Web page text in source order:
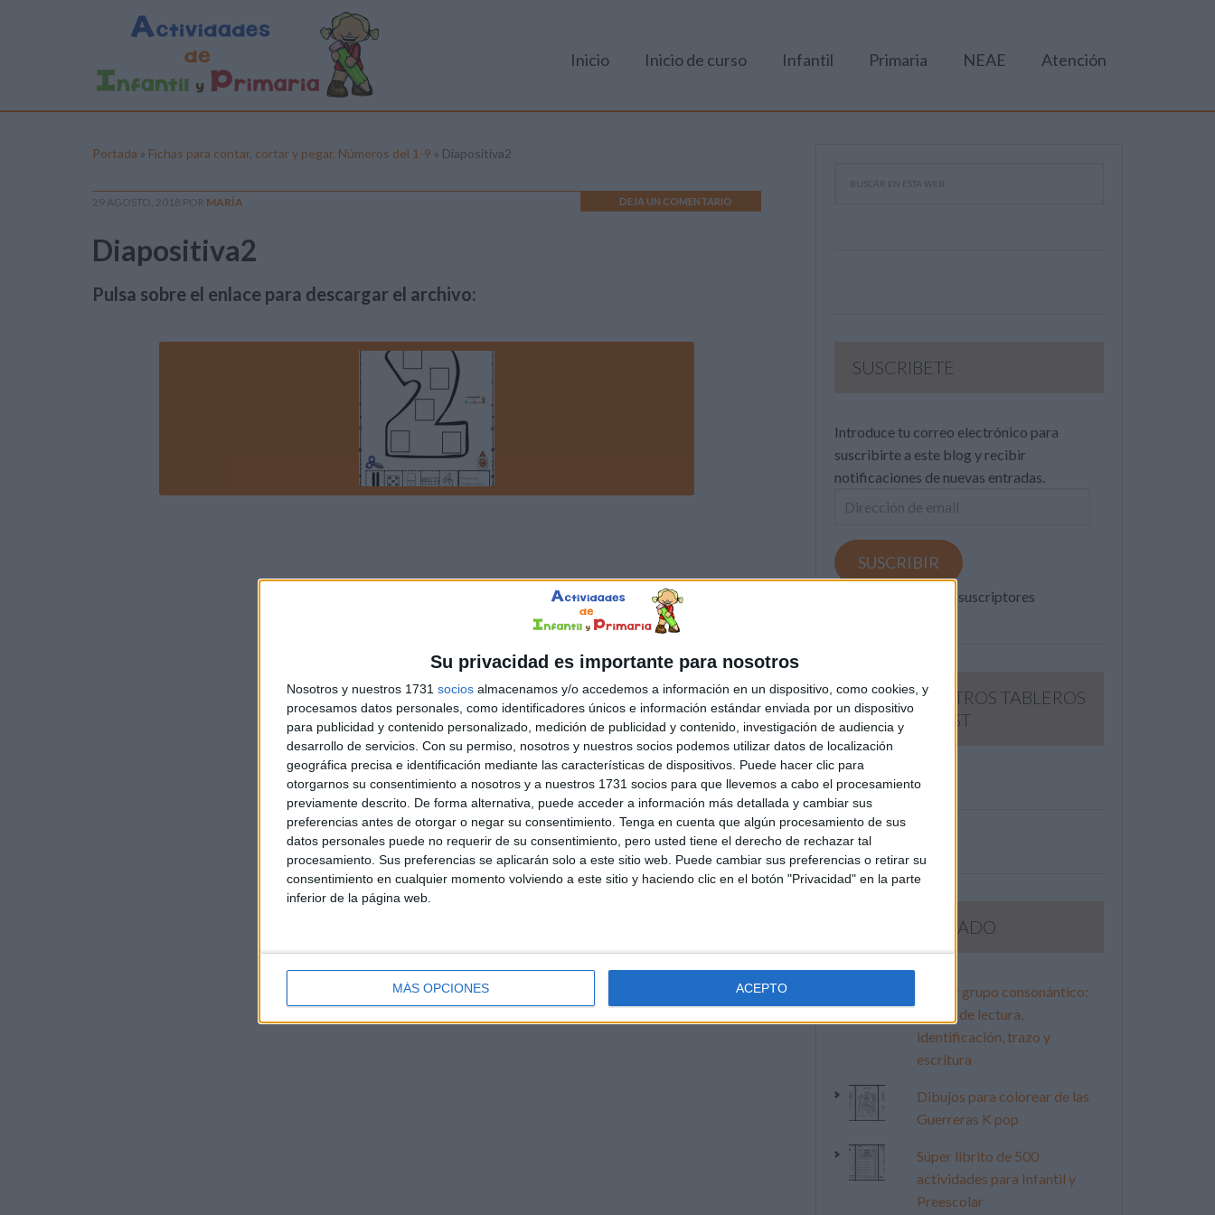
Su privacidad es importante para nosotros
Nosotros y nuestros 1731 socios almacenamos y/o accedemos a información en un dispositivo, como cookies, y
procesamos datos personales, como identificadores únicos e información estándar enviada por un dispositivo
para publicidad y contenido personalizado, medición de publicidad y contenido, investigación de audiencia y
desarrollo de servicios. Con su permiso, nosotros y nuestros socios podemos utilizar datos de localización
geográfica precisa e identificación mediante las características de dispositivos. Puede hacer clic para
otorgarnos su consentimiento a nosotros y a nuestros 1731 socios para que llevemos a cabo el procesamiento
previamente descrito. De forma alternativa, puede acceder a información más detallada y cambiar sus
preferencias antes de otorgar o negar su consentimiento. Tenga en cuenta que algún procesamiento de sus
datos personales puede no requerir de su consentimiento, pero usted tiene el derecho de rechazar tal
procesamiento. Sus preferencias se aplicarán solo a este sitio web. Puede cambiar sus preferencias o retirar su
consentimiento en cualquier momento volviendo a este sitio y haciendo clic en el botón "Privacidad" en la parte
inferior de la página web.
MÁS OPCIONES ACEPTO
Inicio Inicio de curso Infantil Primaria NEAE Atención
Portada » Fichas para contar, cortar y pegar. Números del 1-9 » Diapositiva2
29 AGOSTO, 2018 POR MARÍA DEJA UN COMENTARIO
Diapositiva2
Pulsa sobre el enlace para descargar el archivo:
SUSCRIBETE
Introduce tu correo electrónico para
suscribirte a este blog y recibir
notificaciones de nuevas entradas.
Dirección
email
SUSCRIBIR
Únete a otros 371K suscriptores
SIGUE NUESTROS TABLEROS
EN PINTEREST
LO MÁS VISITADO
Primer grupo consonántico:
Fichas de lectura,
identificación, trazo y
escritura
Dibujos para colorear de las
Guerreras K pop
Súper librito de 500
actividades para Infantil y
Preescolar